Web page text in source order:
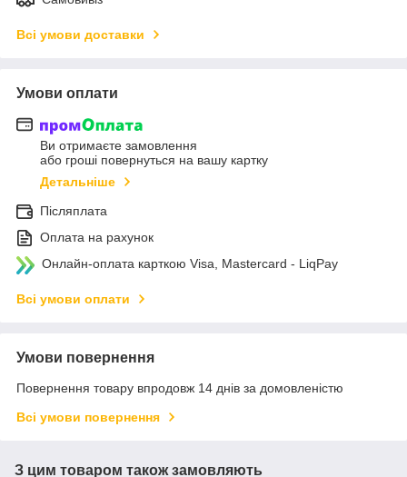
Всі умови доставки
Умови оплати
Ви отримаєте замовлення
або гроші повернуться на вашу картку
Детальніше
Післяплата
Оплата на рахунок
Онлайн-оплата карткою Visa, Mastercard - LiqPay
Всі умови оплати
Умови повернення
Повернення товару впродовж 14 днів за домовленістю
Всі умови повернення
З цим товаром також замовляють